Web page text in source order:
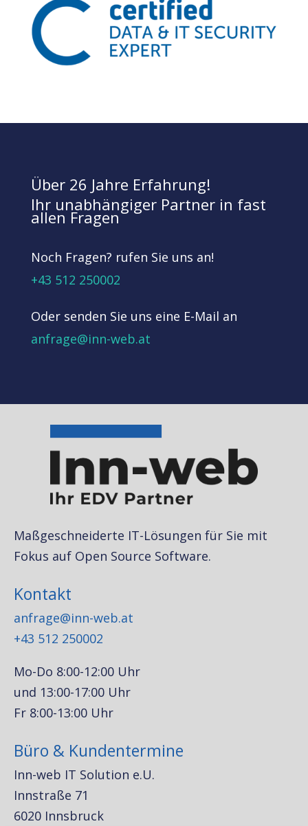
Über 26 Jahre Erfahrung!
Ihr unabhängiger Partner in fast
allen Fragen
Noch Fragen? rufen Sie uns an!
+43 512 250002
Oder senden Sie uns eine E-Mail an
anfrage@inn-web.at
Maßgeschneiderte IT-Lösungen für Sie mit
Fokus auf Open Source Software.
Kontakt
anfrage@inn-web.at
+43 512 250002
Mo-Do 8:00-12:00 Uhr
und 13:00-17:00 Uhr
Fr 8:00-13:00 Uhr
Büro & Kundentermine
Inn-web IT Solution e.U.
Innstraße 71
6020 Innsbruck